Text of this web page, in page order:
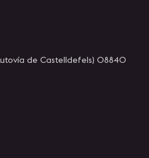
de Castelldefels) 08840